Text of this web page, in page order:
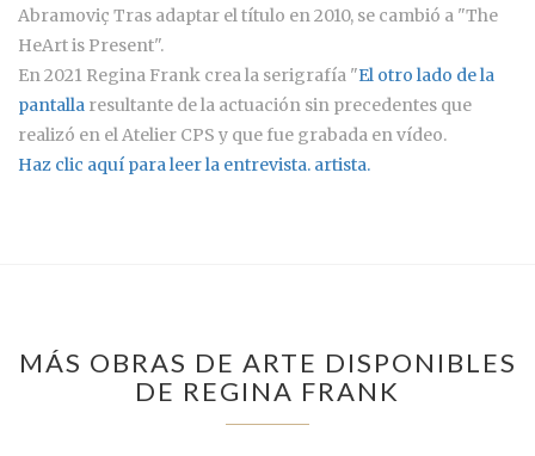
Abramoviç Tras adaptar el título en 2010, se cambió a "The
HeArt is Present".
En 2021 Regina Frank crea la serigrafía "El otro lado de la
pantalla resultante de la actuación sin precedentes que
realizó en el Atelier CPS y que fue grabada en vídeo.
Haz clic aquí para leer la entrevista. artista.
MÁS OBRAS DE ARTE DISPONIBLES
DE REGINA FRANK